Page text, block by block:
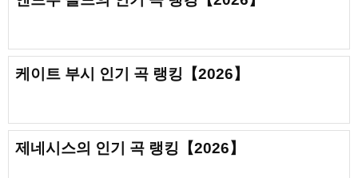
케이트 부시 인기 곡 랭킹【2026】
제네시스의 인기 곡 랭킹【2026】